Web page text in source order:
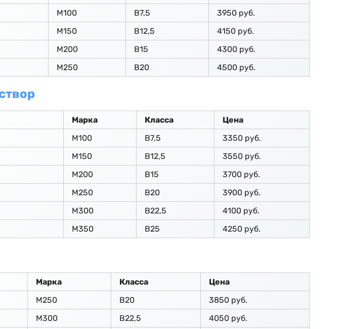
М100 В7,5
3950 руб.
М150 В12,5
4150 руб.
М200 В15
4300 руб.
М250 В20 4500 руб.
Марка Класса
Цена
М100 В7,5
3350 руб.
М150 В12,5
3550 руб.
М200 В15
3700 руб.
М250 В20
3900 руб.
М300 В22,5
4100 руб.
М350 В25 4250 руб.
Марка Класса
Цена
М250 В20
3850 руб.
М300 В22,5
4050 руб.